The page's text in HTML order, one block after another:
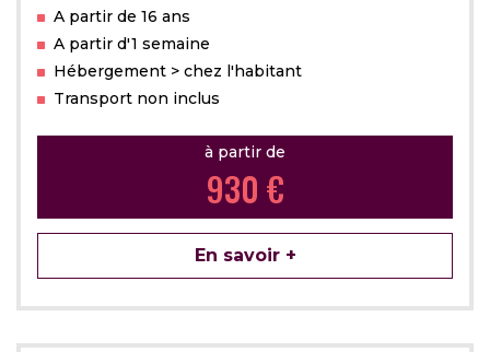
A partir de 16 ans
A partir d'1 semaine
Hébergement > chez l'habitant
Transport non inclus
à partir de
930 €
En savoir +